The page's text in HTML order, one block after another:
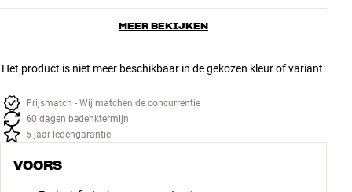
MEER BEKIJKEN
Het product is niet meer beschikbaar in de gekozen kleur of variant.
Prijsmatch - Wij matchen de concurrentie
60 dagen bedenktermijn
5 jaar ledengarantie
VOORS